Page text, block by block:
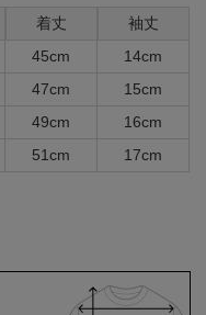
着丈
袖丈
45cm
14cm
47cm
15cm
49cm
16cm
51cm 17cm